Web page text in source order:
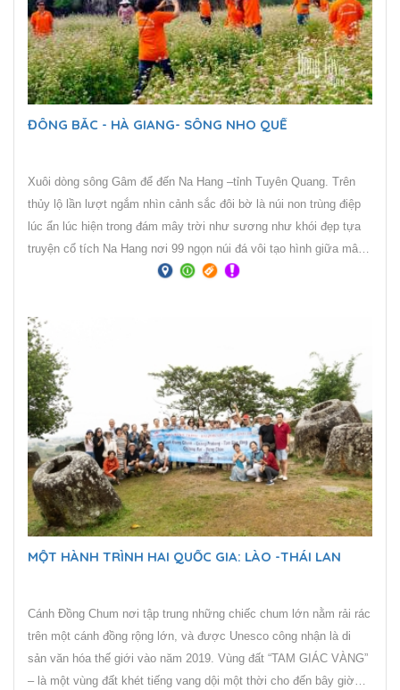
ĐÔNG BẮC - HÀ GIANG- SÔNG NHO QUẾ
Xuôi dòng sông Gâm để đến Na Hang –tỉnh Tuyên Quang. Trên
thủy lộ lần lượt ngắm nhìn cảnh sắc đôi bờ là núi non trùng điệp
lúc ẩn lúc hiện trong đám mây trời như sương như khói đẹp tựa
truyện cổ tích Na Hang nơi 99 ngọn núi đá vôi tạo hình giữa mây
trời, sông nước ... là thắng cảnh hiếm nơi nào có.
MỘT HÀNH TRÌNH HAI QUỐC GIA: LÀO -THÁI LAN
Cánh Đồng Chum nơi tập trung những chiếc chum lớn nằm rải rác
trên một cánh đồng rộng lớn, và được Unesco công nhận là di
sản văn hóa thế giới vào năm 2019. Vùng đất “TAM GIÁC VÀNG”
– là một vùng đất khét tiếng vang dội một thời cho đến bây giờ